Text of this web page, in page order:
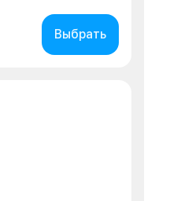
Выбрать